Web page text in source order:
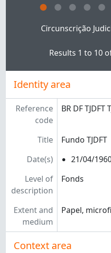
Circunscrição
Results 1 to 10
Identity area
Reference
code
BR DF TJDFT
Title
Fundo TJDFT
Date(s)
21/04/
Level of
description
Fonds
Extent and
medium
Papel,
Context area